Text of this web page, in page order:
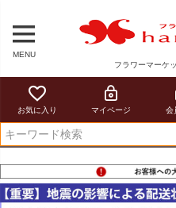
MENU
フラワーマーケ
お気に入り マイページ 会